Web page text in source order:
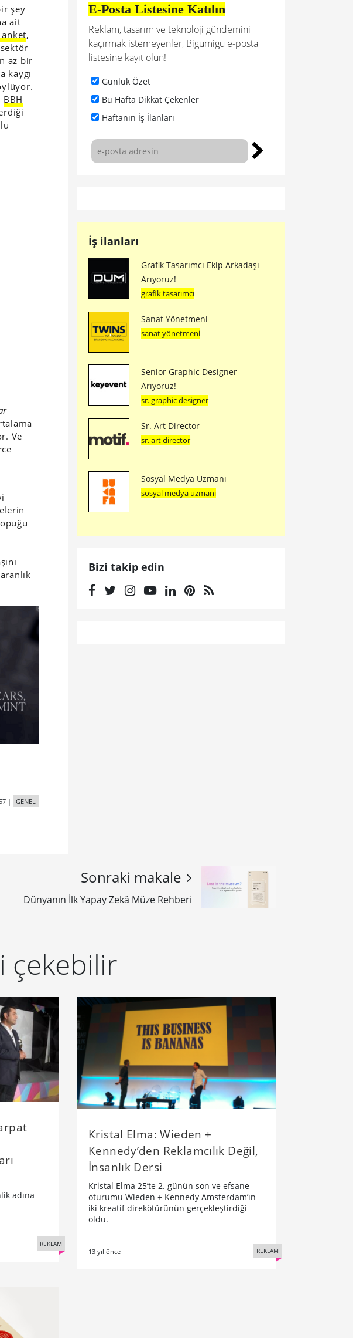
şey
ait
,
az bir
kaygı
BBH
Ve
| GENEL
E-Posta Listesine Katılın
Reklam, tasarım ve teknoloji gündemini
kaçırmak istemeyenler, Bigumigu e-posta
listesine kayıt olun!
Günlük Özet
Bu Hafta Dikkat Çekenler
Haftanın İş İlanları
İş ilanları
Grafik Tasarımcı Ekip Arkadaşı
Arıyoruz!
grafik tasarımcı
Sanat Yönetmeni
sanat yönetmeni
Senior Graphic Designer
Arıyoruz!
sr. graphic designer
Sr. Art Director
sr. art director
Sosyal Medya Uzmanı
sosyal medya uzmanı
Bizi takip edin
Sonraki makale
Dünyanın İlk Yapay Zekâ Müze Rehberi
çekebilir
adına
REKLAM
Kristal Elma: Wieden +
Kennedy’den Reklamcılık Değil,
İnsanlık Dersi
Kristal Elma 25’te 2. günün son ve efsane
oturumu Wieden + Kennedy Amsterdam’ın
iki kreatif direkötürünün gerçekleştirdiği
oldu.
13 yıl önce REKLAM